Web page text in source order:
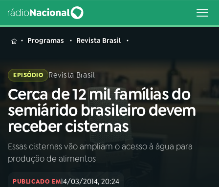
MENU
Buscar
na
Rádio
Nacional
Buscar
AO VIVO
INÍCIO
Programas Revista Brasil
EPISÓDIO Revista Brasil
Cerca de 12 mil famílias do
semiárido brasileiro devem
receber cisternas
Essas cisternas vão ampliam o acesso à água para
produção de alimentos
PUBLICADO EM14/03/2014, 20:24